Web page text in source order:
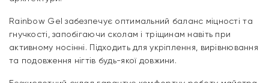
Rainbow Gel забезпечує оптимальний баланс міцності та
гнучкості, запобігаючи сколам і тріщинам навіть при
активному носінні. Підходить для укріплення, вирівнювання
та подовження нігтів будь-якої довжини.